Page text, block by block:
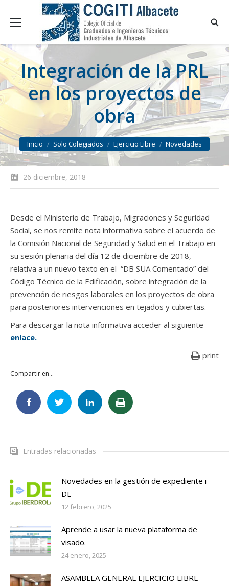
Integración de la PRL
en los proyectos de
obra
You are here:
Inicio Solo Colegiados Ejercicio Libre Novedades
26 diciembre, 2018
Desde el Ministerio de Trabajo, Migraciones y Seguridad
Social, se nos remite nota informativa sobre el acuerdo de
la Comisión Nacional de Seguridad y Salud en el Trabajo en
su sesión plenaria del día 12 de diciembre de 2018,
relativa a un nuevo texto en el “DB SUA Comentado” del
Código Técnico de la Edificación, sobre integración de la
prevención de riesgos laborales en los proyectos de obra
para posteriores intervenciones en tejados y cubiertas.
Para descargar la nota informativa acceder al siguiente
enlace.
print
Compartir en...
Entradas relacionadas
Novedades en la gestión de expediente i-
DE
12 febrero, 2025
Aprende a usar la nueva plataforma de
visado.
24 enero, 2025
ASAMBLEA GENERAL EJERCICIO LIBRE